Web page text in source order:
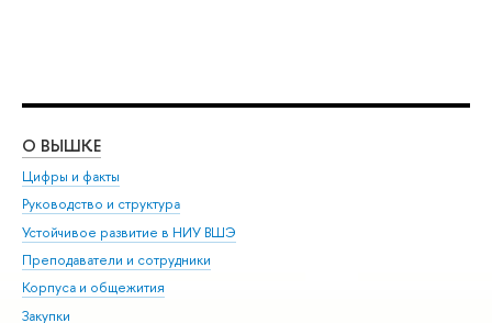
О ВЫШКЕ
Цифры и факты
Руководство и структура
Устойчивое развитие в НИУ ВШЭ
Преподаватели и сотрудники
Корпуса и общежития
Закупки